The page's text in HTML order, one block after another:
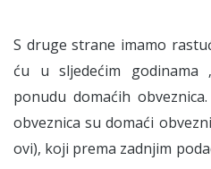
S druge strane imamo
ću u sljedećim godinama
ponudu domaćih
obveznica su domaći
ovi), koji prema zadnjim